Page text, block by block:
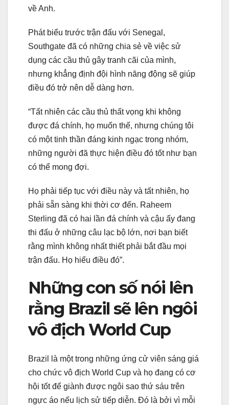
về Anh.
Phát biểu trước trận đấu với Senegal,
Southgate đã có những chia sẻ về việc sử
dụng các cầu thủ gây tranh cãi của mình,
nhưng khẳng định đội hình năng động sẽ giúp
điều đó trở nên dễ dàng hơn.
“Tất nhiên các cầu thủ thất vọng khi không
được đá chính, họ muốn thế, nhưng chúng tôi
có một tinh thần đáng kinh ngạc trong nhóm,
những người đã thực hiện điều đó tốt như bạn
có thể mong đợi.
Họ phải tiếp tục với điều này và tất nhiên, họ
phải sẵn sàng khi thời cơ đến. Raheem
Sterling đã có hai lần đá chính và cậu ấy đang
thi đấu ở những câu lạc bộ lớn, nơi bạn biết
rằng mình không nhất thiết phải bắt đầu mọi
trận đấu. Họ hiểu điều đó”.
Những con số nói lên
rằng Brazil sẽ lên ngôi
vô địch World Cup
Brazil là một trong những ứng cử viên sáng giá
cho chức vô địch World Cup và họ đang có cơ
hội tốt để giành được ngôi sao thứ sáu trên
ngực áo nếu lịch sử tiếp diễn. Đó là bởi vì mỗi